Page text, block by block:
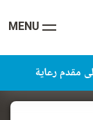
MENU
مقدم رعاية